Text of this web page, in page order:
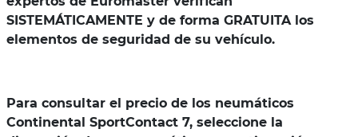
SISTEMÁTICAMENTE y de forma GRATUITA los
elementos de seguridad de su vehículo.
Para consultar el precio de los neumáticos
Continental SportContact 7, seleccione la